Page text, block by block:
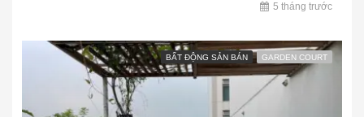
5 tháng trước
BẤT ĐỘNG SẢN BÁN GARDEN COURT